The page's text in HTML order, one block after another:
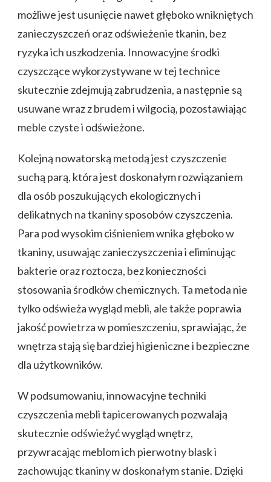
możliwe jest usunięcie nawet głęboko wnikniętych
zanieczyszczeń oraz odświeżenie tkanin, bez
ryzyka ich uszkodzenia. Innowacyjne środki
czyszczące wykorzystywane w tej technice
skutecznie zdejmują zabrudzenia, a następnie są
usuwane wraz z brudem i wilgocią, pozostawiając
meble czyste i odświeżone.
Kolejną nowatorską metodą jest czyszczenie
suchą parą, która jest doskonałym rozwiązaniem
dla osób poszukujących ekologicznych i
delikatnych na tkaniny sposobów czyszczenia.
Para pod wysokim ciśnieniem wnika głęboko w
tkaniny, usuwając zanieczyszczenia i eliminując
bakterie oraz roztocza, bez konieczności
stosowania środków chemicznych. Ta metoda nie
tylko odświeża wygląd mebli, ale także poprawia
jakość powietrza w pomieszczeniu, sprawiając, że
wnętrza stają się bardziej higieniczne i bezpieczne
dla użytkowników.
W podsumowaniu, innowacyjne techniki
czyszczenia mebli tapicerowanych pozwalają
skutecznie odświeżyć wygląd wnętrz,
przywracając meblom ich pierwotny blask i
zachowując tkaniny w doskonałym stanie. Dzięki